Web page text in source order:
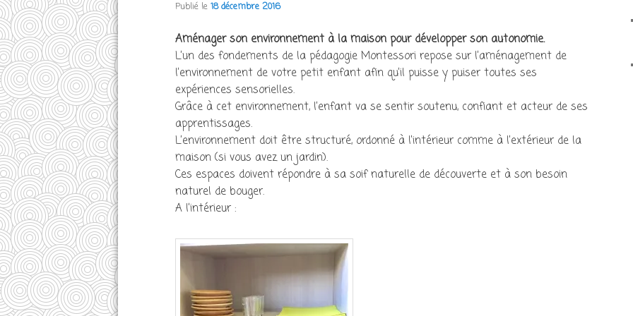
Publié le 18 décembre 2016
Aménager son environnement à la maison pour développer son autonomie.
L’un des fondements de la pédagogie Montessori repose sur l’aménagement de
l’environnement de votre petit enfant afin qu’il puisse y puiser toutes ses
expériences sensorielles.
Grâce à cet environnement, l’enfant va se sentir soutenu, confiant et acteur de ses
apprentissages.
L’environnement doit être structuré, ordonné à l’intérieur comme à l’extérieur de la
maison (si vous avez un jardin).
Ces espaces doivent répondre à sa soif naturelle de découverte et à son besoin
naturel de bouger.
A l’intérieur :